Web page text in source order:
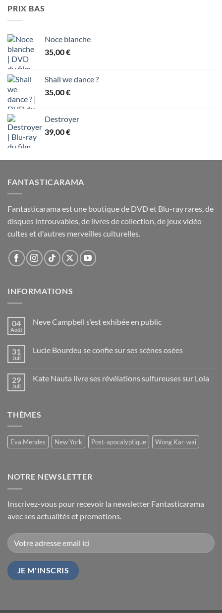
PRIX BAS
Noce blanche
35,00€
Shall we dance ?
35,00€
Destroyer
39,00€
FANTASTICARAMA
Fantasticarama est une boutique de DVD et Blu-ray rares, de
disques introuvables, de livres de collection, de jeux vidéo
cultes et d'autres merveilles culturelles.
INFORMATIONS
04
Août
Neve Campbell s’est exhibée en public
31
Juil
Lucie Bourdeu se confie sur ses scènes osées
29
Juil
Kate Nauta livre ses révélations sulfureuses sur Lola
THÈMES
Eva Mendes New York Post-apocalyptique Wong Kar-wai
NOTRE NEWSLETTER
Inscrivez-vous pour recevoir la newsletter Fantasticarama
avec ses actualités et promotions.